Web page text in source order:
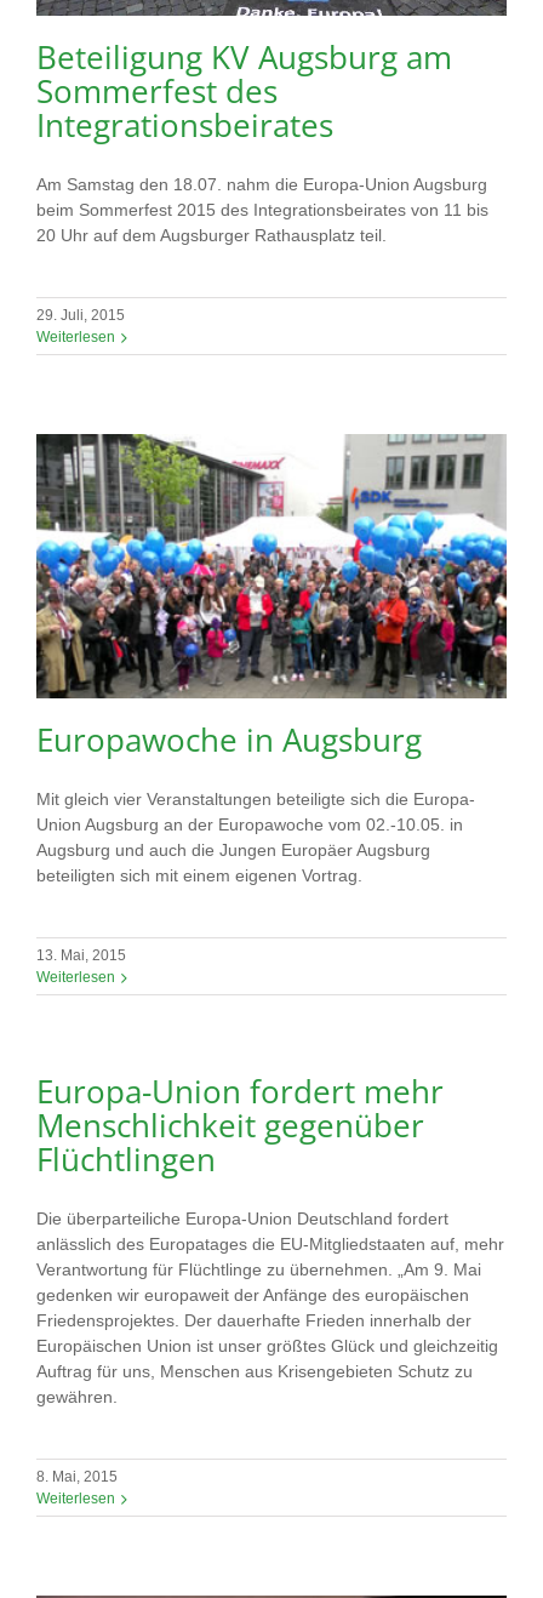
Beteiligung KV Augsburg am
Sommerfest des
Integrationsbeirates
Am Samstag den 18.07. nahm die Europa-Union Augsburg
beim Sommerfest 2015 des Integrationsbeirates von 11 bis
20 Uhr auf dem Augsburger Rathausplatz teil.
29. Juli, 2015
Weiterlesen
Europawoche in Augsburg
Mit gleich vier Veranstaltungen beteiligte sich die Europa-
Union Augsburg an der Europawoche vom 02.-10.05. in
Augsburg und auch die Jungen Europäer Augsburg
beteiligten sich mit einem eigenen Vortrag.
13. Mai, 2015
Weiterlesen
Europa-Union fordert mehr
Menschlichkeit gegenüber
Flüchtlingen
Die überparteiliche Europa-Union Deutschland fordert
anlässlich des Europatages die EU-Mitgliedstaaten auf, mehr
Verantwortung für Flüchtlinge zu übernehmen. „Am 9. Mai
gedenken wir europaweit der Anfänge des europäischen
Friedensprojektes. Der dauerhafte Frieden innerhalb der
Europäischen Union ist unser größtes Glück und gleichzeitig
Auftrag für uns, Menschen aus Krisengebieten Schutz zu
gewähren.
8. Mai, 2015
Weiterlesen